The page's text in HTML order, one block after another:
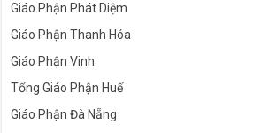
Giáo Phận Phát Diệm
Giáo Phận Thanh Hóa
Giáo Phận Vinh
Tổng Giáo Phận Huế
Giáo Phận Đà Nẵng